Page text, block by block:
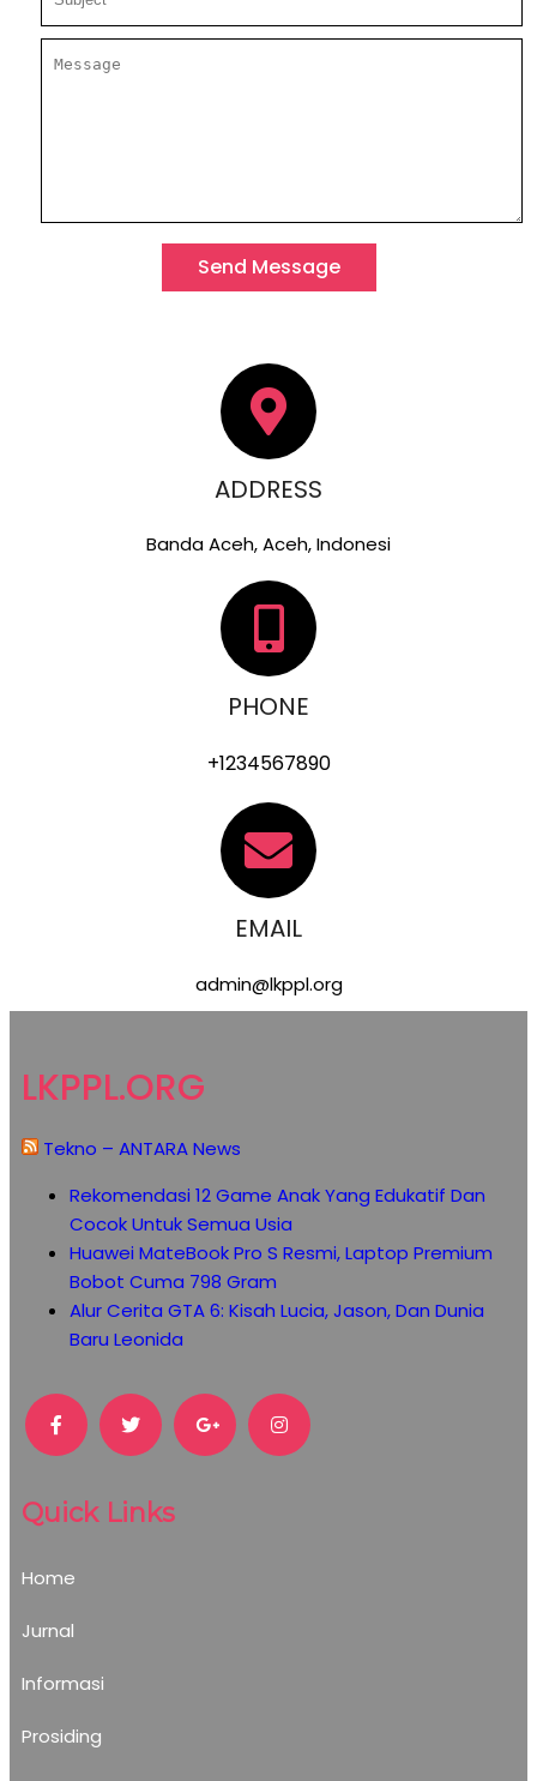
Send Message
ADDRESS
Banda Aceh, Aceh, Indonesi
PHONE
+1234567890
EMAIL
admin@lkppl.org
LKPPL.ORG
Tekno – ANTARA News
Rekomendasi 12 Game Anak Yang Edukatif Dan
Cocok Untuk Semua Usia
Huawei MateBook Pro S Resmi, Laptop Premium
Bobot Cuma 798 Gram
Alur Cerita GTA 6: Kisah Lucia, Jason, Dan Dunia
Baru Leonida
Quick Links
Home
Jurnal
Informasi
Prosiding